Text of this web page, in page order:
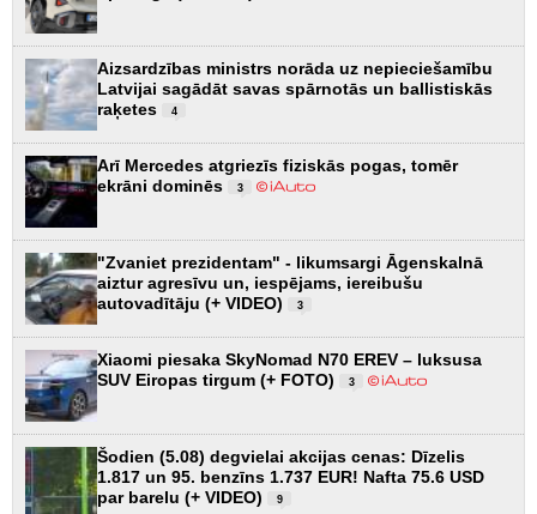
Aizsardzības ministrs norāda uz nepieciešamību
Latvijai sagādāt savas spārnotās un ballistiskās
raķetes
4
Arī Mercedes atgriezīs fiziskās pogas, tomēr
ekrāni dominēs
3
"Zvaniet prezidentam" - likumsargi Āgenskalnā
aiztur agresīvu un, iespējams, iereibušu
autovadītāju (+ VIDEO)
3
Xiaomi piesaka SkyNomad N70 EREV – luksusa
SUV Eiropas tirgum (+ FOTO)
3
Šodien (5.08) degvielai akcijas cenas: Dīzelis
1.817 un 95. benzīns 1.737 EUR! Nafta 75.6 USD
par barelu (+ VIDEO)
9